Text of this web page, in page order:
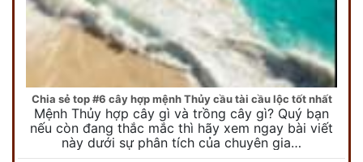
Chia sẻ top #6 cây hợp mệnh Thủy cầu tài cầu lộc tốt nhất
Mệnh Thủy hợp cây gì và trồng cây gì? Quý bạn
nếu còn đang thắc mắc thì hãy xem ngay bài viết
này dưới sự phân tích của chuyên gia…